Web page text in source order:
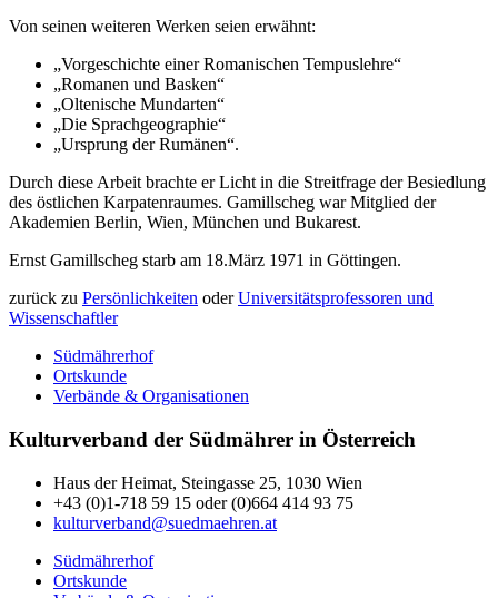
Von seinen weiteren Werken seien erwähnt:
„Vorgeschichte einer Romanischen Tempuslehre“
„Romanen und Basken“
„Oltenische Mundarten“
„Die Sprachgeographie“
„Ursprung der Rumänen“.
Durch diese Arbeit brachte er Licht in die Streitfrage der Besiedlung
des östlichen Karpatenraumes. Gamillscheg war Mitglied der
Akademien Berlin, Wien, München und Bukarest.
Ernst Gamillscheg starb am 18.März 1971 in Göttingen.
zurück zu Persönlichkeiten oderUniversitätsprofessoren und
Wissenschaftler
Südmährerhof
Ortskunde
Verbände & Organisationen
Kulturverband der Südmährer in Österreich
Haus der Heimat, Steingasse 25, 1030 Wien
+43 (0)1-718 59 15 oder (0)664 414 93 75
kulturverband@suedmaehren.at
Südmährerhof
Ortskunde